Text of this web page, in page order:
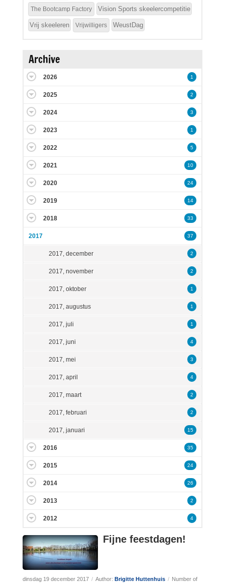
Fijne feestdagen!
dinsdag 19 december 2017 / Author: Brigitte Huttenhuis / Number of
The Bootcamp Factory Vision Sports skeelercompetitie
Vrij skeeleren Vrijwilligers WeustDag
Archive
2026 1
2025 2
2024 3
2023 1
2022 5
2021 10
2020 24
2019 14
2018 33
2017 37
2017, december 2
2017, november 2
2017, oktober 1
2017, augustus 1
2017, juli 1
2017, juni 4
2017, mei 3
2017, april 4
2017, maart 2
2017, februari 2
2017, januari 15
2016 35
2015 24
2014 26
2013 2
2012 4